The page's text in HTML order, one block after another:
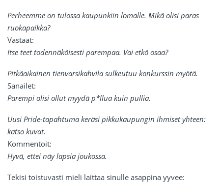
Perheemme on tulossa kaupunkiin lomalle. Mikä olisi paras
ruokapaikka?
Vastaat:
Itse teet todennäköisesti parempaa. Vai etkö osaa?
Pitkäaikainen tienvarsikahvila sulkeutuu konkurssin myötä.
Sanailet:
Parempi olisi ollut myydä p*llua kuin pullia.
Uusi Pride-tapahtuma keräsi pikkukaupungin ihmiset yhteen:
katso kuvat.
Kommentoit:
Hyvä, ettei näy lapsia joukossa.
Tekisi toistuvasti mieli laittaa sinulle asappina yyvee: